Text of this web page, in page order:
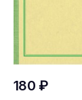
180 ₽